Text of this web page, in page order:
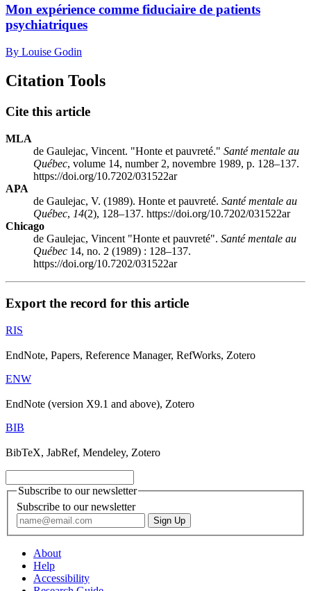
Mon expérience comme fiduciaire de patients
psychiatriques
By Louise Godin
Citation Tools
Cite this article
MLA
de Gaulejac, Vincent. "Honte et pauvreté." Santé mentale au
Québec, volume 14, number 2, novembre 1989, p. 128–137.
https://doi.org/10.7202/031522ar
APA
de Gaulejac, V. (1989). Honte et pauvreté. Santé mentale au
Québec, 14(2), 128–137. https://doi.org/10.7202/031522ar
Chicago
de Gaulejac, Vincent "Honte et pauvreté". Santé mentale au
Québec 14, no. 2 (1989) : 128–137.
https://doi.org/10.7202/031522ar
Export the record for this article
RIS
EndNote, Papers, Reference Manager, RefWorks, Zotero
ENW
EndNote (version X9.1 and above), Zotero
BIB
BibTeX, JabRef, Mendeley, Zotero
Subscribe to our newsletter
Subscribe to our newsletter
About
Help
Accessibility